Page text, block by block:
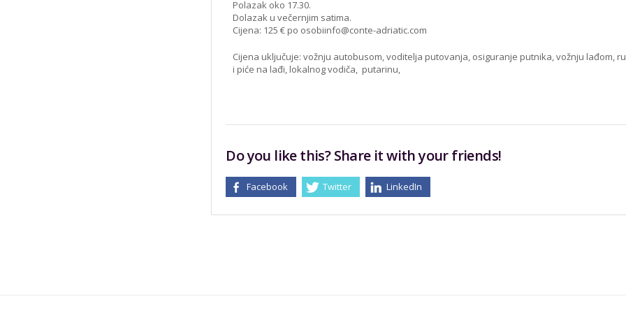
Polazak oko 17.30.
Dolazak u večernjim satima.
Cijena: 125 € po osobiinfo@conte-adriatic.com
Cijena uključuje: vožnju autobusom, voditelja putovanja, osiguranje putnika, vožnju lađom,
i piće na lađi, lokalnog vodiča, putarinu,
Do you like this? Share it with your friends!
Facebook Twitter LinkedIn